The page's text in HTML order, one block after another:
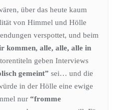
über das heute kaum
von Himmel und Hölle
verspottet, und beim
kommen, alle, alle, alle in
geben Interviews
gemeint” sei… und die
in der Hölle eine ewige
nur “fromme